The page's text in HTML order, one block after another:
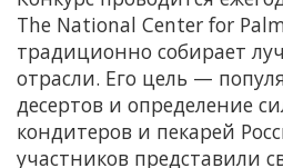
The National Center for
традиционно собирает
отрасли. Его цель —
десертов и определение
кондитеров и пекарей
участников представили